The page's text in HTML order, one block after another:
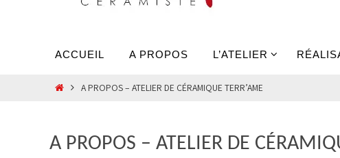
ACCUEIL A PROPOS L’ATELIER
HOMEA PROPOS – ATELIER DE CÉRAMIQUE TERR’AME
A PROPOS – ATELIER DE